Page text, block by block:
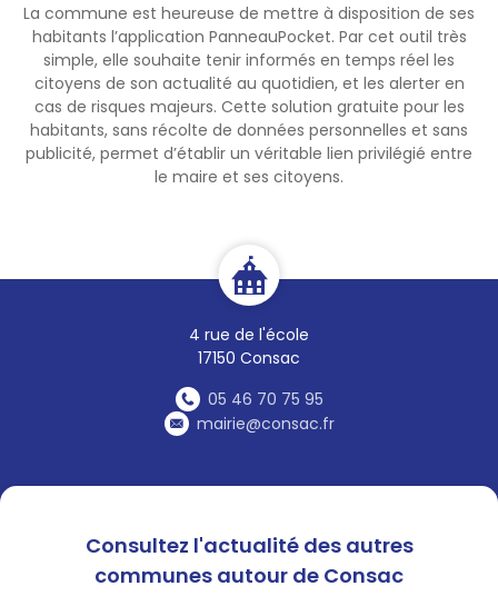
La commune est heureuse de mettre à disposition de ses
habitants l’application PanneauPocket. Par cet outil très
simple, elle souhaite tenir informés en temps réel les
citoyens de son actualité au quotidien, et les alerter en
cas de risques majeurs. Cette solution gratuite pour les
habitants, sans récolte de données personnelles et sans
publicité, permet d’établir un véritable lien privilégié entre
le maire et ses citoyens.
4 rue de l'école
17150 Consac
05 46 70 75 95
mairie@consac.fr
Consultez l'actualité des autres
communes autour de Consac